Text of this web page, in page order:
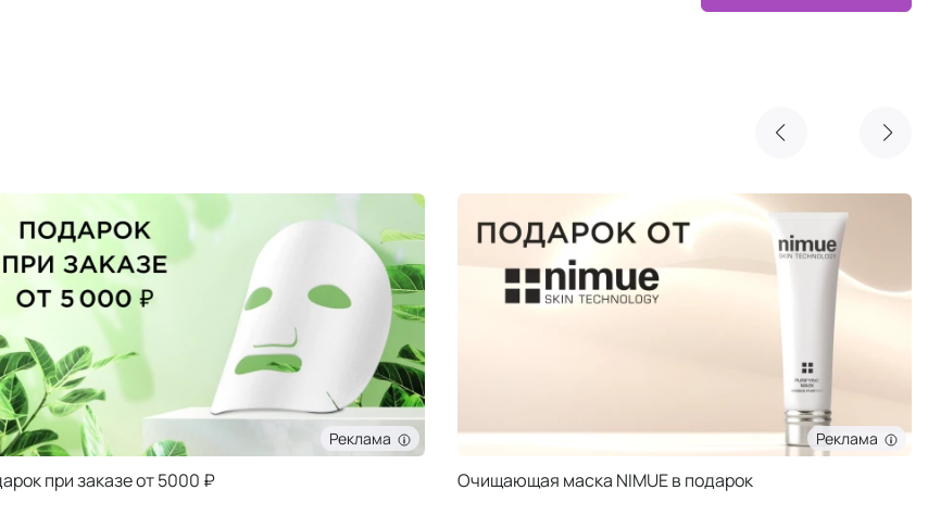
Реклама
при заказе от 5000 ₽
Реклама
Очищающая маска NIMUE в подарок